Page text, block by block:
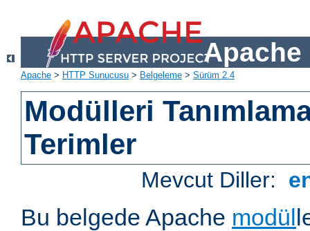
Apache
Apache > HTTP Sunucusu > Belgeleme > Sürüm 2.4
Modülleri
Terimler
Mevcut Diller:
Bu belgede Apache modül